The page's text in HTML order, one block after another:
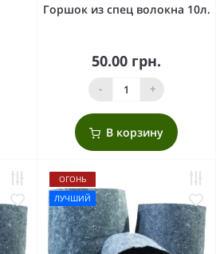
Горшок из спец волокна 10л.
50.00 грн.
- +
В корзину
ОГОНЬ
ЛУЧШИЙ